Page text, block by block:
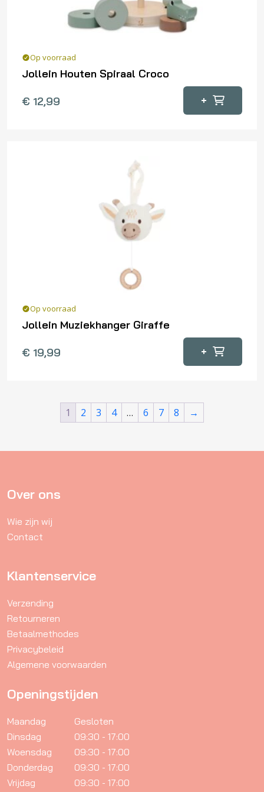
Op voorraad
Jollein Houten Spiraal Croco
€ 12,99 +
Op voorraad
Jollein Muziekhanger Giraffe
€ 19,99 +
1 2 3 4 … 6 7 8 →
Over ons
Wie zijn wij
Contact
Klantenservice
Verzending
Retourneren
Betaalmethodes
Privacybeleid
Algemene voorwaarden
Openingstijden
Maandag
Gesloten
Dinsdag
09:30 - 17:00
Woensdag
09:30 - 17:00
Donderdag
09:30 - 17:00
Vrijdag
09:30 - 17:00